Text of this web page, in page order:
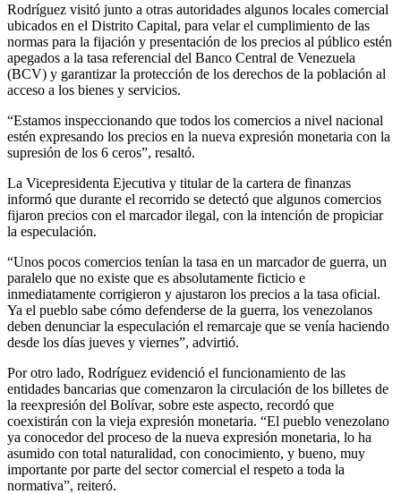
Rodríguez visitó junto a otras autoridades algunos locales comercial
ubicados en el Distrito Capital, para velar el cumplimiento de las
normas para la fijación y presentación de los precios al público estén
apegados a la tasa referencial del Banco Central de Venezuela
(BCV) y garantizar la protección de los derechos de la población al
acceso a los bienes y servicios.
“Estamos inspeccionando que todos los comercios a nivel nacional
estén expresando los precios en la nueva expresión monetaria con la
supresión de los 6 ceros”, resaltó.
La Vicepresidenta Ejecutiva y titular de la cartera de finanzas
informó que durante el recorrido se detectó que algunos comercios
fijaron precios con el marcador ilegal, con la intención de propiciar
la especulación.
“Unos pocos comercios tenían la tasa en un marcador de guerra, un
paralelo que no existe que es absolutamente ficticio e
inmediatamente corrigieron y ajustaron los precios a la tasa oficial.
Ya el pueblo sabe cómo defenderse de la guerra, los venezolanos
deben denunciar la especulación el remarcaje que se venía haciendo
desde los días jueves y viernes”, advirtió.
Por otro lado, Rodríguez evidenció el funcionamiento de las
entidades bancarias que comenzaron la circulación de los billetes de
la reexpresión del Bolívar, sobre este aspecto, recordó que
coexistirán con la vieja expresión monetaria. “El pueblo venezolano
ya conocedor del proceso de la nueva expresión monetaria, lo ha
asumido con total naturalidad, con conocimiento, y bueno, muy
importante por parte del sector comercial el respeto a toda la
normativa”, reiteró.